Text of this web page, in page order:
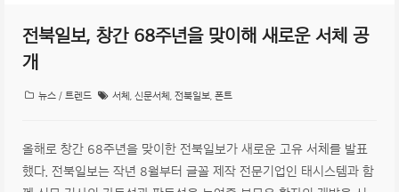
전북일보, 창간 68주년을 맞이해 새로운 서체 공
개
뉴스 / 트렌드 서체 신문서체 전북일보 폰트
올해로 창간 68주년을 맞이한 전북일보가 새로운 고유 서체를 발표
했다. 전북일보는 작년 8월부터 글꼴 제작 전문기업인 태시스템과 함